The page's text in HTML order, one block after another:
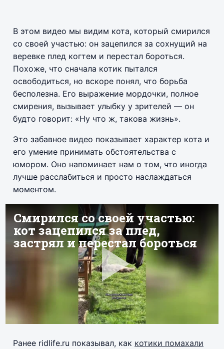
В этом видео мы видим кота, который смирился
со своей участью: он зацепился за сохнущий на
веревке плед когтем и перестал бороться.
Похоже, что сначала котик пытался
освободиться, но вскоре понял, что борьба
бесполезна. Его выражение мордочки, полное
смирения, вызывает улыбку у зрителей — он
будто говорит: «Ну что ж, такова жизнь».
Это забавное видео показывает характер кота и
его умение принимать обстоятельства с
юмором. Оно напоминает нам о том, что иногда
лучше расслабиться и просто наслаждаться
моментом.
Ранее ridlife.ru показывал, как котики помахали